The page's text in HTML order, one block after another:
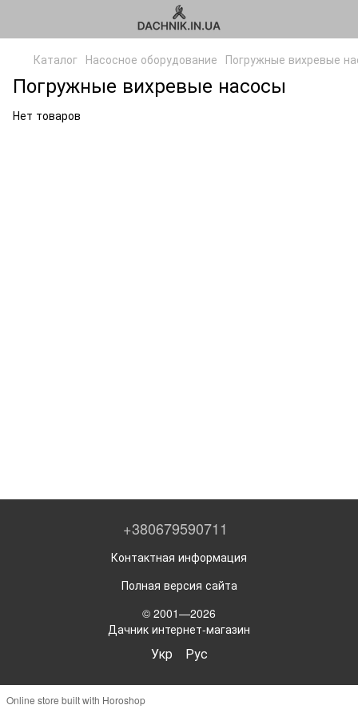
Каталог Насосное оборудование Погружные вихревые
Погружные вихревые насосы
Нет товаров
+380679590711
Контактная информация
Полная версия сайта
© 2001—2026
Дачник интернет-магазин
Укр Рус
Online store built with Horoshop